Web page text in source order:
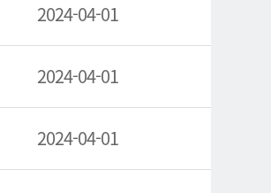
2024-04-01
2024-04-01
2024-04-01